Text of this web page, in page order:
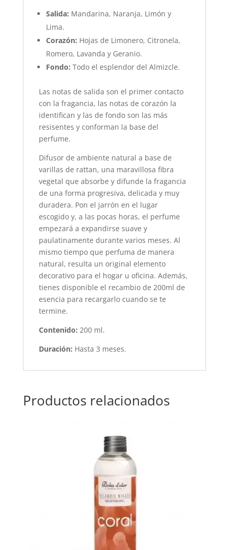
Salida: Mandarina, Naranja, Limón y
Lima.
Corazón: Hojas de Limonero, Citronela,
Romero, Lavanda y Geranio.
Fondo: Todo el esplendor del Almizcle.
Las notas de salida son el primer contacto
con la fragancia, las notas de corazón la
identifican y las de fondo son las más
resisentes y conforman la base del
perfume.
Difusor de ambiente natural a base de
varillas de rattan, una maravillosa fibra
vegetal que absorbe y difunde la fragancia
de una forma progresiva, delicada y muy
duradera. Pon el jarrón en el lugar
escogido y, a las pocas horas, el perfume
empezará a expandirse suave y
paulatinamente durante varios meses. Al
mismo tiempo que perfuma de manera
natural, resulta un original elemento
decorativo para el hogar u oficina. Además,
tienes disponible el recambio de 200ml de
esencia para recargarlo cuando se te
termine.
Contenido: 200 ml.
Duración: Hasta 3 meses.
Productos relacionados